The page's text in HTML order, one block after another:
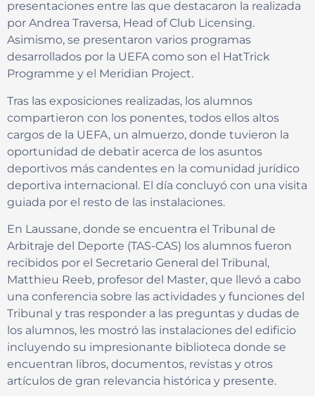
presentaciones entre las que destacaron la realizada
por Andrea Traversa, Head of Club Licensing.
Asimismo, se presentaron varios programas
desarrollados por la UEFA como son el HatTrick
Programme y el Meridian Project.
Tras las exposiciones realizadas, los alumnos
compartieron con los ponentes, todos ellos altos
cargos de la UEFA, un almuerzo, donde tuvieron la
oportunidad de debatir acerca de los asuntos
deportivos más candentes en la comunidad jurídico
deportiva internacional. El día concluyó con una visita
guiada por el resto de las instalaciones.
En Laussane, donde se encuentra el Tribunal de
Arbitraje del Deporte (TAS-CAS) los alumnos fueron
recibidos por el Secretario General del Tribunal,
Matthieu Reeb, profesor del Master, que llevó a cabo
una conferencia sobre las actividades y funciones del
Tribunal y tras responder a las preguntas y dudas de
los alumnos, les mostró las instalaciones del edificio
incluyendo su impresionante biblioteca donde se
encuentran libros, documentos, revistas y otros
artículos de gran relevancia histórica y presente.